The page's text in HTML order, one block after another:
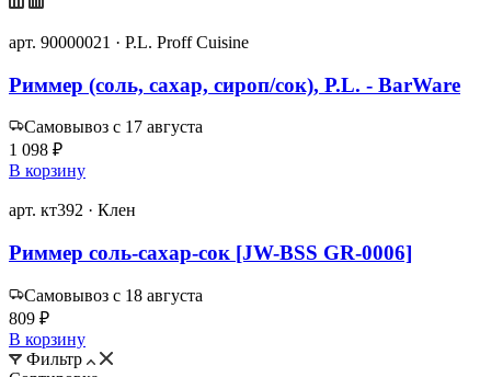
арт. 90000021 · P.L. Proff Cuisine
Риммер (соль, сахар, сироп/сок), P.L. - BarWare
Самовывоз с 17 августа
1 098 ₽
В корзину
арт. кт392 · Клен
Риммер соль-сахар-сок [JW-BSS GR-0006]
Самовывоз с 18 августа
809 ₽
В корзину
Фильтр